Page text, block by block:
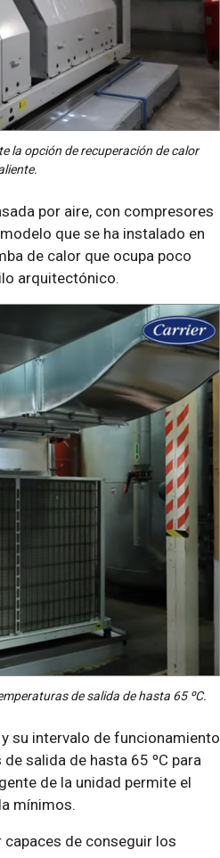
la opción de recuperación de calor
por aire, con compresores
que se ha instalado en
de calor que ocupa poco
arquitectónico.
de salida de hasta 65 ºC.
su intervalo de funcionamiento
salida de hasta 65 ºC para
de la unidad permite el
mínimos.
de conseguir los